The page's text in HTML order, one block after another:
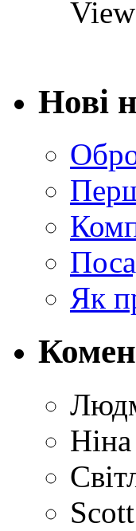
Нові
Як
Ніна
Scott